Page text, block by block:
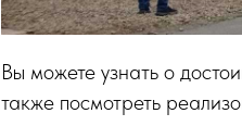
Вы можете узнать о
также посмотреть